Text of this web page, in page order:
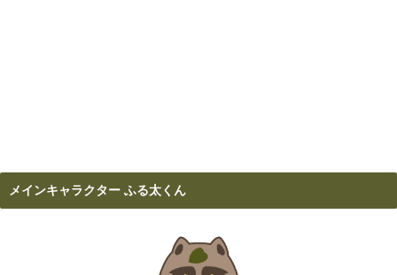
メインキャラクター ふる太くん